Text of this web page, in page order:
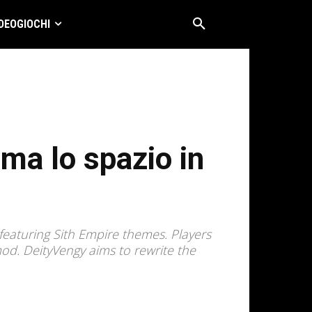
lo spazio in
Sith Empire themes. Players
DeityVengy aims to rewrite the